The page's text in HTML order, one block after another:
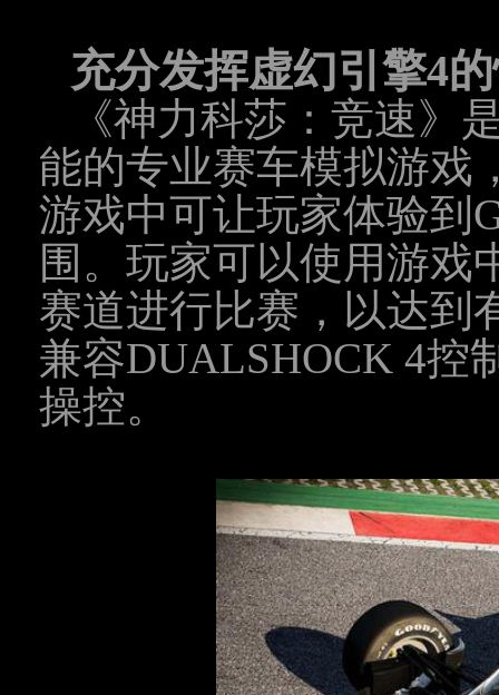
充分发挥虚幻引擎4
《神力科莎：竞速》
能的专业赛车模拟游戏
游戏中可让玩家体验到
围。玩家可以使用游戏
赛道进行比赛，以达到
兼容DUALSHOCK 4控
操控。